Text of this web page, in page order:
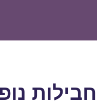
חבילות